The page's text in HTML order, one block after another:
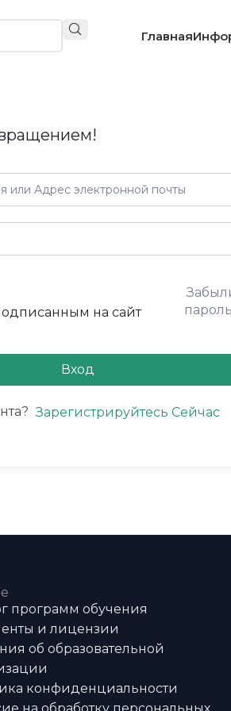
Главная
на сайт
Вход
Зарегистрируйтесь Сейчас
программ обучения
и лицензии
об образовательной
конфиденциальности